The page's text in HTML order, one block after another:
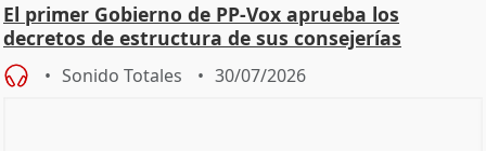
El primer Gobierno de PP-Vox aprueba los
decretos de estructura de sus consejerías
Sonido Totales 30/07/2026